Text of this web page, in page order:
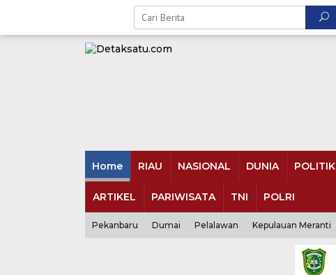
Home RIAU NASIONAL DUNIA POLITIK
ARTIKEL PARIWISATA TNI POLRI
Pekanbaru Dumai Pelalawan Kepulauan Meranti